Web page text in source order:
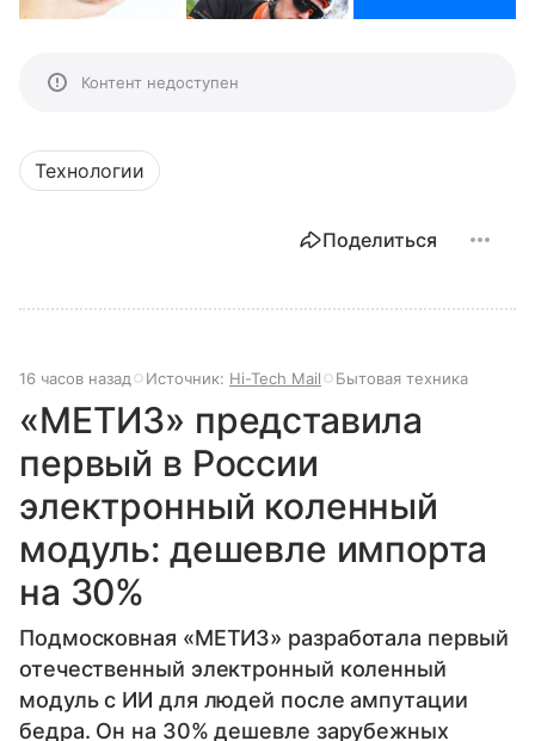
Контент недоступен
Технологии
Поделиться
16 часов назад Источник: Hi-Tech Mail Бытовая техника
«МЕТИЗ» представила
первый в России
электронный коленный
модуль: дешевле импорта
на 30%
Подмосковная «МЕТИЗ» разработала первый
отечественный электронный коленный
модуль с ИИ для людей после ампутации
бедра. Он на 30% дешевле зарубежных